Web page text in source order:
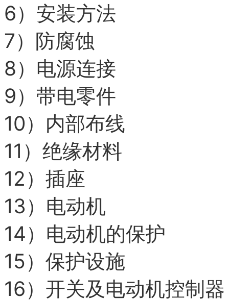
6） 安装方法
7） 防腐蚀
8） 电源连接
9） 带电零件
10） 内部布线
11） 绝缘材料
12） 插座
13） 电动机
14） 电动机的保护
15） 保护设施
16） 开关及电动机控制器